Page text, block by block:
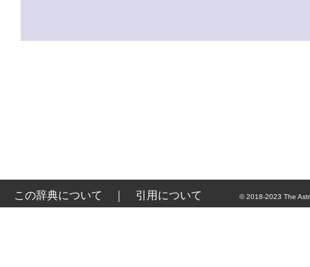
この辞典について 引用について © 2018-2023 The